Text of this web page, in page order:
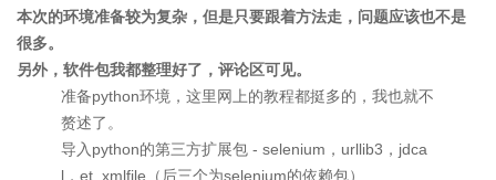
本次的环境准备较为复杂，但是只要跟着方法走，问题应该也不是
很多。
另外，软件包我都整理好了，评论区可见。
准备python环境，这里网上的教程都挺多的，我也就不
赘述了。
导入python的第三方扩展包 - selenium，urllib3，jdca
l，et_xmlfile（后三个为selenium的依赖包）